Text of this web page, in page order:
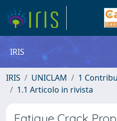
IRIS
IRIS UNICLAM
1
1.1 Articolo in rivista